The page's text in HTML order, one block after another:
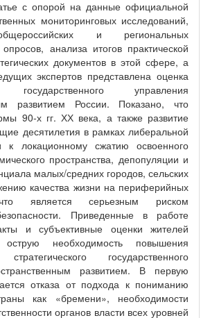
с опорой на данные официальной
мониторинговых исследований,
и региональных
опросов, анализа итогов практической
документов в этой сфере, а
экспертов представлена оценка
государственного управления
развитием России. Показано, что
90-х гг. ХХ века, а также развитие
десятилетия в рамках либеральной
к локационному сжатию освоенного
пространства, депопуляции и
малых/средних городов, сельских
качества жизни на периферийных
является серьезным риском
Приведенные в работе
и субъективные оценки жителей
необходимость повышения
государственного
развитием. В первую
отказа от подхода к пониманию
как «бремени», необходимости
органов власти всех уровней